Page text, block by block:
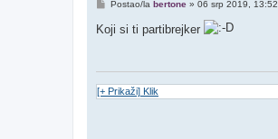
P
s
t
Postao/la bertone» 06 srp 2019, 13:52
Koji si ti partibrejker
[+ Prikaži] Klik